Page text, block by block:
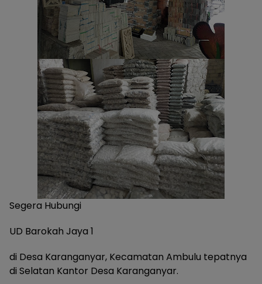
Segera Hubungi
UD Barokah Jaya 1
di Desa Karanganyar, Kecamatan Ambulu tepatnya
di Selatan Kantor Desa Karanganyar.